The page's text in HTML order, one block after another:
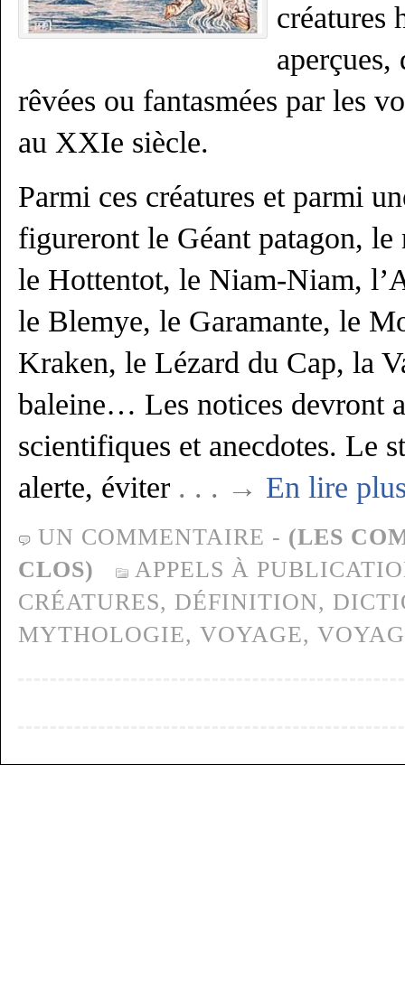
créatures
aperçues,
rêvées ou fantasmées par les
au XXIe siècle.
Parmi ces créatures et parmi
figureront le Géant patagon,
le Hottentot, le Niam-Niam,
le Blemye, le Garamante, le
Kraken, le Lézard du Cap, la
baleine… Les notices devront
scientifiques et anecdotes. Le
alerte, éviter . . . → En lire
UN COMMENTAIRE - (LES
CLOS)
APPELS À
CRÉATURES, DÉFINITION,
MYTHOLOGIE, VOYAGE,